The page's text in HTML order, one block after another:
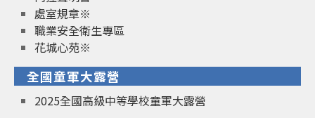
處室規章※
職業安全衛生專區
花城心苑※
全國童軍大露營
2025全國高級中等學校童軍大露營